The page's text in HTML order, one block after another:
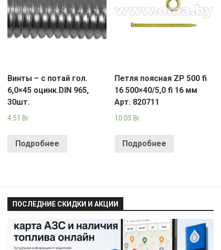
Винты – с потай гол.
6,0×45 оцинк.DIN 965,
30шт.
4.51 Br
Подробнее
Петля поясная ZP 500 fi
16 500×40/5,0 fi 16 мм
Арт. 820711
10.03Br
Подробнее
ПОСЛЕДНИЕ СКИДКИ И АКЦИИ